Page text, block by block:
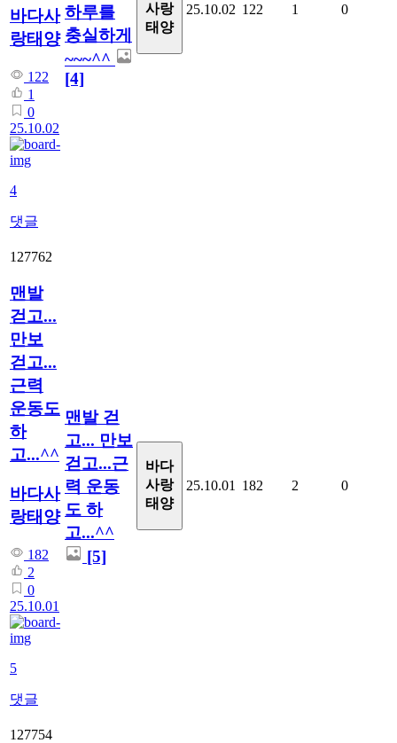
바다사
랑태양
122
1
0
25.10.02
4
댓글
하루를
충실하게
~~~^^
[4]
사랑
태양
25.10.02 122 1 0
127762
맨발
걷고...
만보
걷고...
근력
운동도
하
고...^^
바다사
랑태양
182
2
0
25.10.01
5
댓글
맨발 걷
고... 만보
걷고...근
력 운동
도 하
고...^^
[5]
바다
사랑
태양
25.10.01 182 2 0
127754